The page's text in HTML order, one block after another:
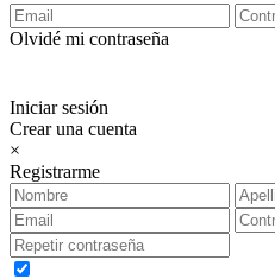
Olvidé mi contraseña
Iniciar sesión
Crear una cuenta
×
Registrarme